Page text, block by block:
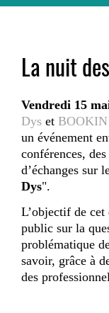
La nuit
Vendredi 15
Dys et BOOKIN
un événement
conférences,
d’échanges sur
Dys".
L’objectif de
public sur la
problématique
savoir, grâce à
des